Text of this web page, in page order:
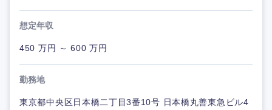
想定年収
450 万円 ～ 600 万円
勤務地
東京都中央区日本橋二丁目3番10号 日本橋丸善東急ビル4